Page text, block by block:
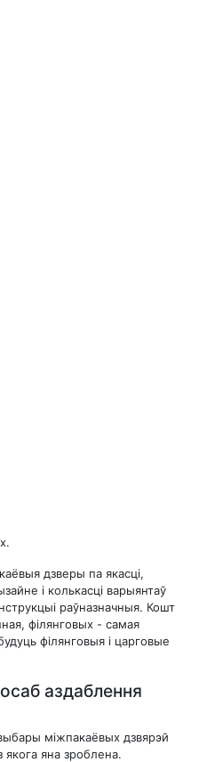
дзверы па якасці,
і колькасці варыянтаў
раўназначныя. Кошт
філянговых - самая
філянговыя і царговые
аздаблення
міжпакаёвых дзвярэй
якога яна зроблена.